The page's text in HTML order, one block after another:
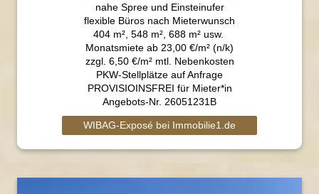
nahe Spree und Einsteinufer
flexible Büros nach Mieterwunsch
404 m², 548 m², 688 m² usw.
Monatsmiete ab 23,00 €/m² (n/k)
zzgl. 6,50 €/m² mtl. Nebenkosten
PKW-Stellplätze auf Anfrage
PROVISIOINSFREI für Mieter*in
Angebots-Nr. 26051231B
WIBAG-Exposé bei Immobilie1.de